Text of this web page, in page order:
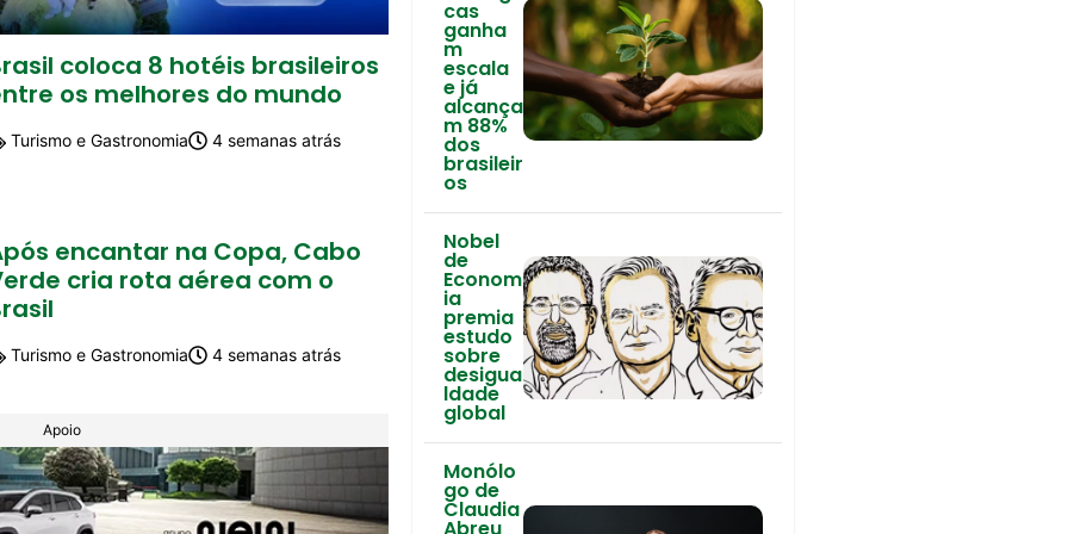
coloca 8 hotéis brasileiros
os melhores do mundo
Turismo e Gastronomia 4 semanas atrás
encantar na Copa, Cabo
cria rota aérea com o
Turismo e Gastronomia 4 semanas atrás
Apoio
cas
ganha
m
escala
e já
alcança
m 88%
dos
brasileir
os
Nobel
de
Econom
ia
premia
estudo
sobre
desigua
ldade
global
Monólo
go de
Claudia